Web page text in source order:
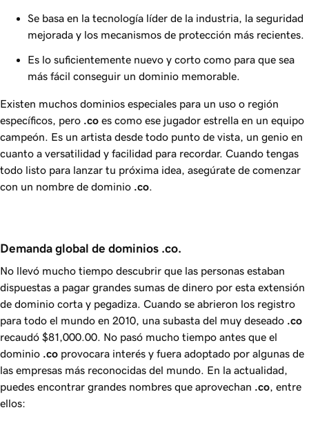
Se basa en la tecnología líder de la industria, la seguridad
mejorada y los mecanismos de protección más recientes.
Es lo suficientemente nuevo y corto como para que sea
más fácil conseguir un dominio memorable.
Existen muchos dominios especiales para un uso o región
específicos, pero .co es como ese jugador estrella en un equipo
campeón. Es un artista desde todo punto de vista, un genio en
cuanto a versatilidad y facilidad para recordar. Cuando tengas
todo listo para lanzar tu próxima idea, asegúrate de comenzar
con un nombre de dominio .co
Demanda global de dominios .co.
No llevó mucho tiempo descubrir que las personas estaban
dispuestas a pagar grandes sumas de dinero por esta extensión
de dominio corta y pegadiza. Cuando se abrieron los registro
para todo el mundo en 2010, una subasta del muy deseado .co
recaudó $81,000.00 . No pasó mucho tiempo antes que el
dominio .co provocara interés y fuera adoptado por algunas de
las empresas más reconocidas del mundo. En la actualidad,
puedes encontrar grandes nombres que aprovechan .co , entre
ellos: